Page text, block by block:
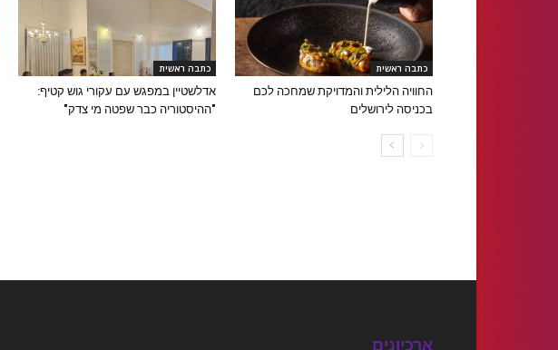
כתבה ראשית
החוויה הלילית והמדויקת שמחכה לכם
בכניסה לירושלים
כתבה ראשית
אדלשטיין במפגש עם עקורי גוש קטיף:
"ההיסטוריה כבר שפטה מי צדק"
ארכיונים